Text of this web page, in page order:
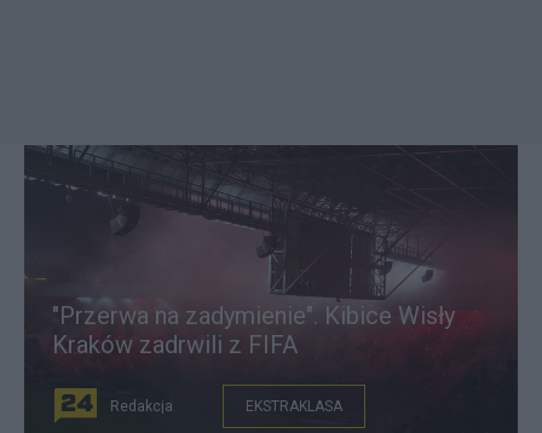
"Przerwa na zadymienie". Kibice Wisły
Kraków zadrwili z FIFA
Redakcja EKSTRAKLASA